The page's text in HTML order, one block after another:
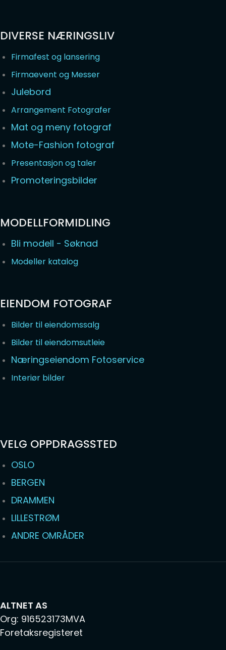
DIVERSE NÆRINGSLIV
Firmafest og lansering
Firmaevent og Messer
Julebord
Arrangement Fotografer
Mat og meny fotograf
Mote-Fashion fotograf
Presentasjon og taler
Promoteringsbilder
MODELLFORMIDLING
Bli modell - Søknad
Modeller katalog
EIENDOM FOTOGRAF
Bilder til eiendomssalg
Bilder til eiendomsutleie
Næringseiendom Fotoservice
Interiør bilder
VELG OPPDRAGSSTED
OSLO
BERGEN
DRAMMEN
LILLESTRØM
ANDRE OMRÅDER
ALTNET AS
Org: 916523173MVA
Foretaksregisteret